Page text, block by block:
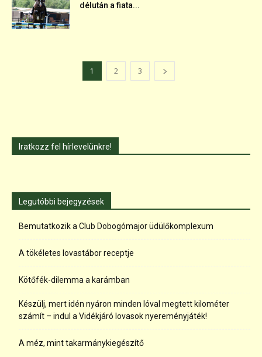
délután a fiata...
1 2 3
Iratkozz fel hírlevelünkre!
Legutóbbi bejegyzések
Bemutatkozik a Club Dobogómajor üdülőkomplexum
A tökéletes lovastábor receptje
Kötőfék-dilemma a karámban
Készülj, mert idén nyáron minden lóval megtett kilométer
számít – indul a Vidékjáró lovasok nyereményjáték!
A méz, mint takarmánykiegészítő